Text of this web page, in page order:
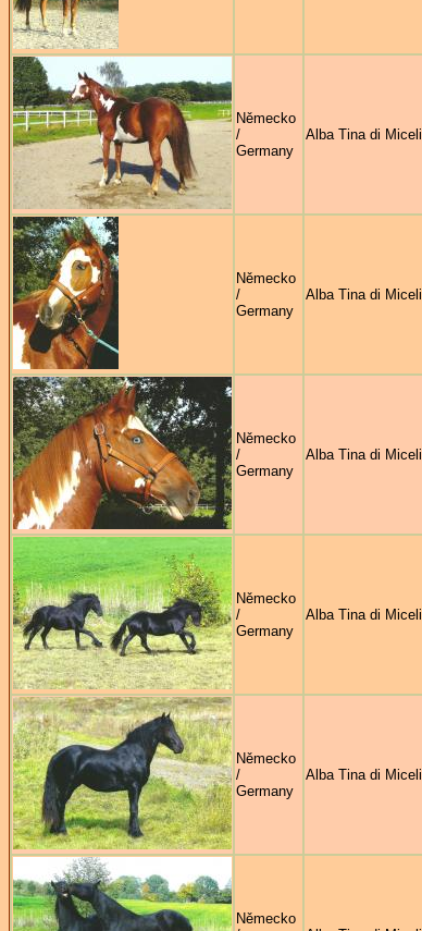
Německo
/
Germany
Alba Tina di Miceli
Německo
/
Germany
Alba Tina di Miceli
Německo
/
Germany
Alba Tina di Miceli
Německo
/
Germany
Alba Tina di Miceli
Německo
/
Germany
Alba Tina di Miceli
Německo